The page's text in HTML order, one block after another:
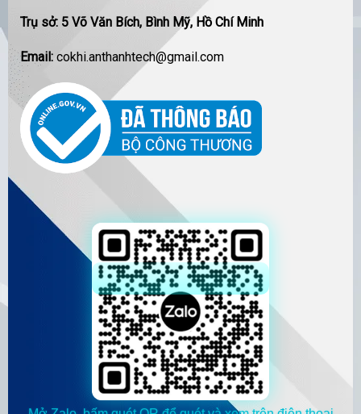
Trụ sở: 5 Võ Văn Bích, Bình Mỹ, Hồ Chí Minh
Email: cokhi.anthanhtech@gmail.com